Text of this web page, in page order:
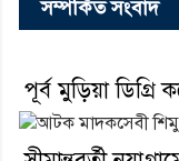
সম্পর্কিত সংবাদ
পূর্ব মুড়িয়া ডিগ্রি